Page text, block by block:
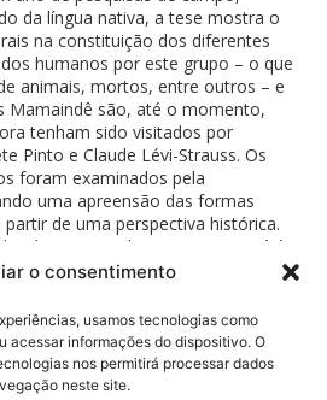
o consentimento
usamos tecnologias como
acessar informações do dispositivo. O
nos permitirá processar dados
neste site.
da língua nativa, a tese mostra o
na constituição dos diferentes
humanos por este grupo – o que
animais, mortos, entre outros – e
Mamaindê são, até o momento,
tenham sido visitados por
Pinto e Claude Lévi-Strauss. Os
foram examinados pela
uma apreensão das formas
de uma perspectiva histórica.
no Brasil e no exterior e já é
área como uma grata revelação.
Política de Privacidade